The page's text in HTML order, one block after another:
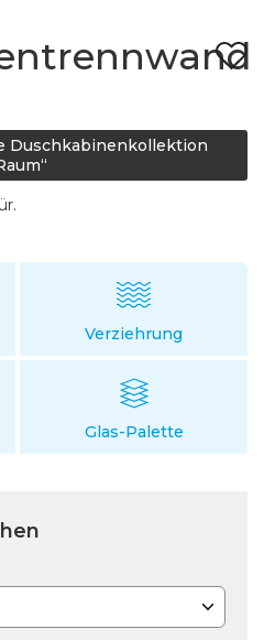
Duschkabinenkollektion
Verziehrung
Glas-Palette